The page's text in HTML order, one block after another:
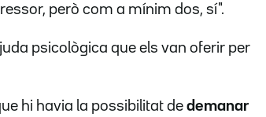
però com a mínim dos, sí".
psicològica que els van oferir per
hi havia la possibilitat de demanar